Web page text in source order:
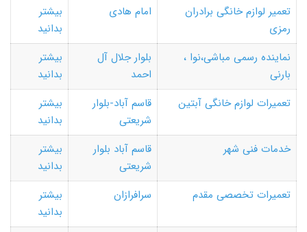
تعمیر لوازم خانگی برادران
رمزی
امام هادی
بیشتر
بدانید
نماینده رسمی مباشی،نوا ،
بارنی
بلوار جلال آل
احمد
بیشتر
بدانید
تعمیرات لوازم خانگی آبتین
قاسم آباد-بلوار
شریعتی
بیشتر
بدانید
خدمات فنی شهر
قاسم آباد بلوار
شریعتی
بیشتر
بدانید
تعمیرات تخصصی مقدم
سرافرازان
بیشتر
بدانید